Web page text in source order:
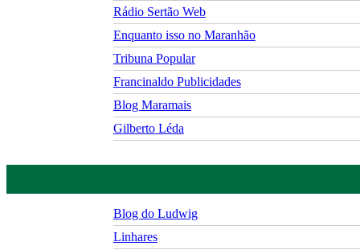
Rádio Sertão Web
Enquanto isso no Maranhão
Tribuna Popular
Francinaldo Publicidades
Blog Maramais
Gilberto Léda
Blog do Ludwig
Linhares